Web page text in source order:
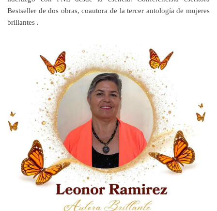
Bestseller de dos obras, coautora de la tercer antología de mujeres
brillantes .